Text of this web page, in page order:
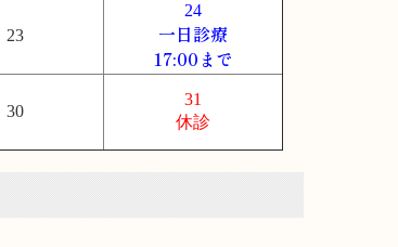
23
24
一日診療
17:00まで
30
31
休診